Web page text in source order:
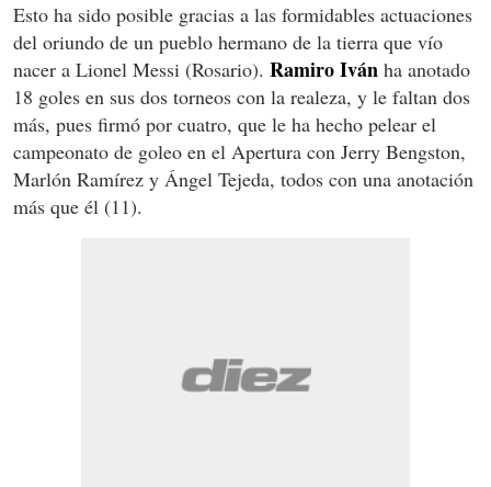
Esto ha sido posible gracias a las formidables actuaciones
del oriundo de un pueblo hermano de la tierra que vío
nacer a Lionel Messi (Rosario). Ramiro Iván ha anotado
18 goles en sus dos torneos con la realeza, y le faltan dos
más, pues firmó por cuatro, que le ha hecho pelear el
campeonato de goleo en el Apertura con Jerry Bengston,
Marlón Ramírez y Ángel Tejeda, todos con una anotación
más que él (11).